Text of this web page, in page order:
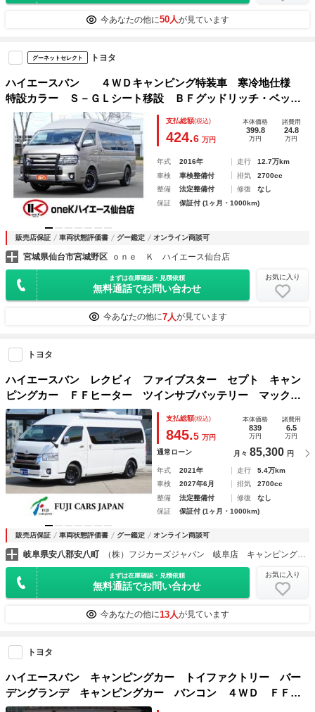
今あなたの他に50人が見ています
グーネットセレクト トヨタ
ハイエースバン ４ＷＤキャンピング特装車 寒冷地仕様
特設カラー Ｓ－ＧＬシート移設 ＢＦグッドリッチ・ベッド
キット・ナビ・グリルガード・シートカバー・フロア施工 リ
アクーラー・パワースライドドア・オートエアコン
支払総額(税込)
424.6 万円
本体価格
399.8
万円
諸費用
24.8
万円
年式 2016年 走行
12.7万km
車検
車検整備付 排気
2700cc
整備
法定整備付 修復
なし
保証
保証付 (1ヶ月・1000km)
販売店保証 車両状態評価書 グー鑑定 オンライン商談可
宮城県仙台市宮城野区 ｏｎｅ Ｋ ハイエース仙台店
まずは在庫確認・見積依頼
無料通話でお問い合わせ
お気に入り
今あなたの他に7人が見ています
トヨタ
ハイエースバン レクビィ ファイブスター セプト キャン
ピングカー ＦＦヒーター ツインサブバッテリー マックス
ファン ＤＣ冷蔵庫 シャワー マルチルーム 電子レンジ
１５００Ｗインバーター 走行充電 外部充電 サイドオーニ
ング クリアランスソナー
支払総額(税込)
845.5 万円
本体価格
839
万円
諸費用
6.5
万円
通常ローン 月々 85,300 円
年式 2021年 走行
5.4万km
車検
2027年6月 排気
2700cc
整備
法定整備付 修復
なし
保証
保証付 (1ヶ月・1000km)
販売店保証 車両状態評価書 グー鑑定 オンライン商談可
岐阜県安八郡安八町 （株）フジカーズジャパン 岐阜店 キャンピングカ－
まずは在庫確認・見積依頼
無料通話でお問い合わせ
お気に入り
今あなたの他に13人が見ています
トヨタ
ハイエースバン キャンピングカー トイファクトリー バー
デングランデ キャンピングカー バンコン ４ＷＤ ＦＦヒ
ーター 冷蔵庫 ツインサブバッテリー 走行充電 外部電